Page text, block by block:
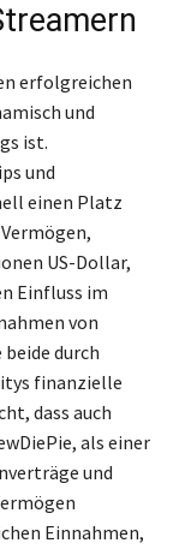
erfolgreichen
und
ist.
und
einen Platz
US-Dollar,
Einfluss im
von
durch
finanzielle
dass auch
als einer
und
Einnahmen,